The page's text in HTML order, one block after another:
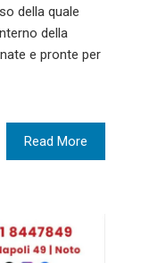
della quale
della
e pronte per
Read More